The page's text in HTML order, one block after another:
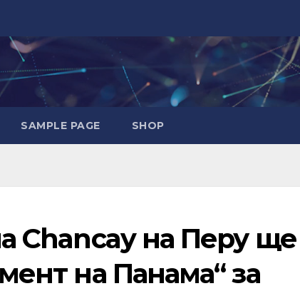
SAMPLE PAGE SHOP
Chancay на Перу ще
на Панама“ за